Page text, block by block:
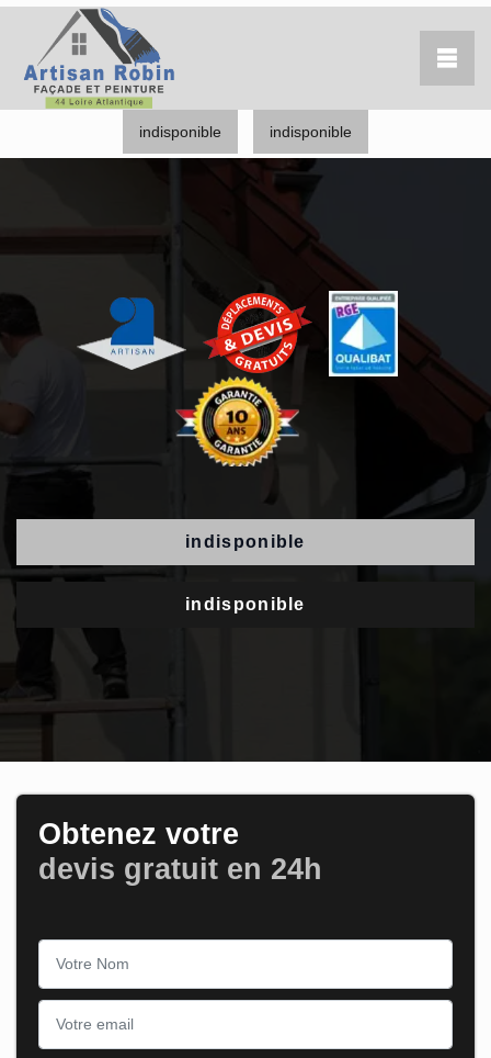
indisponible indisponible
indisponible
indisponible
Obtenez votre
devis gratuit en 24h